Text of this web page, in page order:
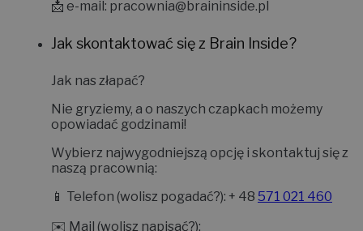
📩 e-mail: pracownia@braininside.pl
Jak skontaktować się z Brain Inside?
Jak nas złapać?
Nie gryziemy, a o naszych czapkach możemy
opowiadać godzinami!
Wybierz najwygodniejszą opcję i skontaktuj się z
naszą pracownią:
📱 Telefon (wolisz pogadać?): + 48 571 021 460
✉️ Mail (wolisz napisać?):